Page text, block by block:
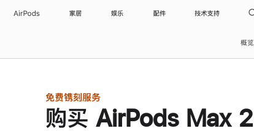
AirPods 家居 娱乐 配件 技术支持
概览
免费镌刻服务
购买 AirPods Max 2